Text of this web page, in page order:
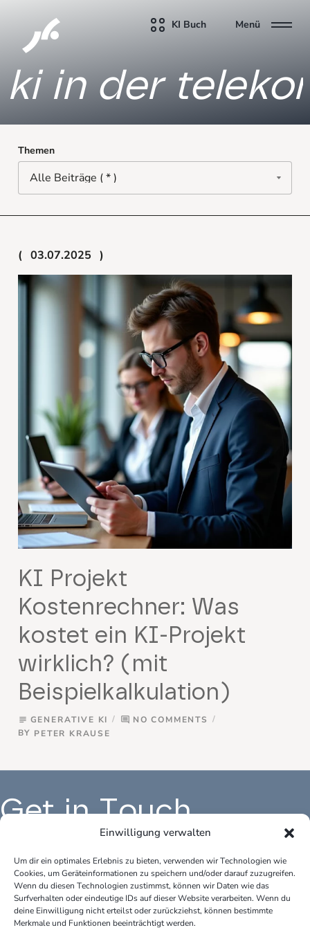
Einwilligung verwalten
Um dir ein optimales Erlebnis zu bieten, verwenden wir Technologien wie
Cookies, um Geräteinformationen zu speichern und/oder darauf zuzugreifen.
Wenn du diesen Technologien zustimmst, können wir Daten wie das
Surfverhalten oder eindeutige IDs auf dieser Website verarbeiten. Wenn du
deine Einwilligung nicht erteilst oder zurückziehst, können bestimmte
Merkmale und Funktionen beeinträchtigt werden.
KI Buch Menü
ki in der
Themen
03.07.2025
KI Projekt
Kostenrechner: Was
kostet ein KI-Projekt
wirklich? (mit
Beispielkalkulation)
subject GENERATIVE KI comment NO COMMENTS
BY PETER KRAUSE
Get in Touch
Büro Deutschland:
peter.krause.net
Katharina-Fischer-Platz 1
85435 Erding